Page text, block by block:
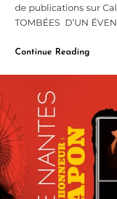
de publications sur
TOMBÉES
Continue Reading
&